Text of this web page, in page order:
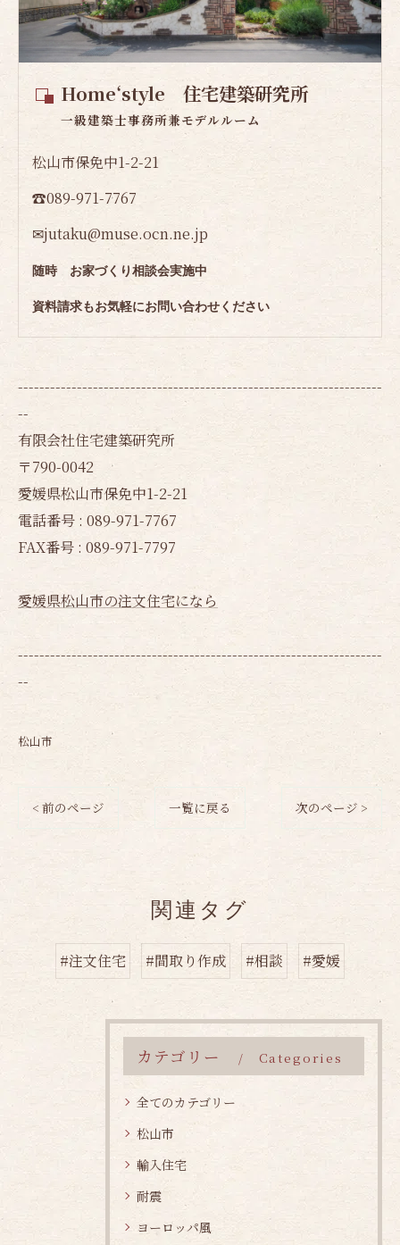
Home‘style 住宅建築研究所
一級建築士事務所兼モデルルーム
松山市保免中1-2-21
☎089-971-7767
✉jutaku@muse.ocn.ne.jp
随時 お家づくり相談会実施中
資料請求もお気軽にお問い合わせください
--------------------------------------------------------------------
--
有限会社住宅建築研究所
〒790-0042
愛媛県松山市保免中1-2-21
電話番号 : 089-971-7767
FAX番号 : 089-971-7797
愛媛県松山市の注文住宅になら
--------------------------------------------------------------------
--
松山市
< 前のページ 一覧に戻る 次のページ >
関連タグ
#注文住宅 #間取り作成 #相談 #愛媛
カテゴリー Categories
全てのカテゴリー
松山市
輸入住宅
耐震
ヨーロッパ風